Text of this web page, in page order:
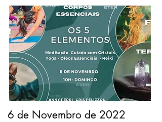
6 de Novembro de 2022